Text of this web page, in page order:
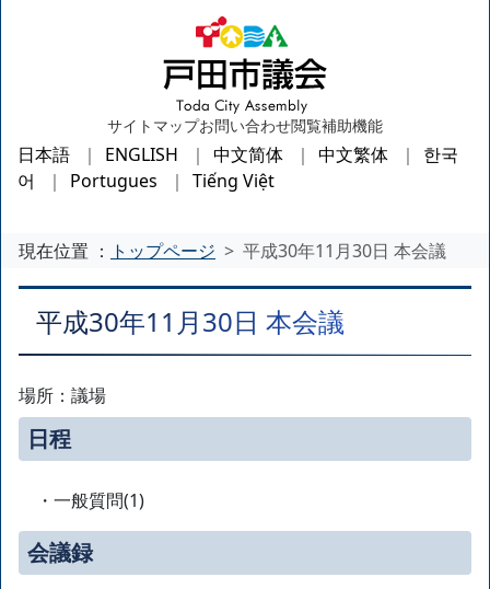
サイトマップお問い合わせ閲覧補助機能
日本語 ENGLISH 中文简体 中文繁体
한국
어
Portugues Tiếng Việt
現在位置 ： トップページ 平成30年11月30日 本会議
平成30年11月30日 本会議
場所：議場
日程
・一般質問(1)
会議録